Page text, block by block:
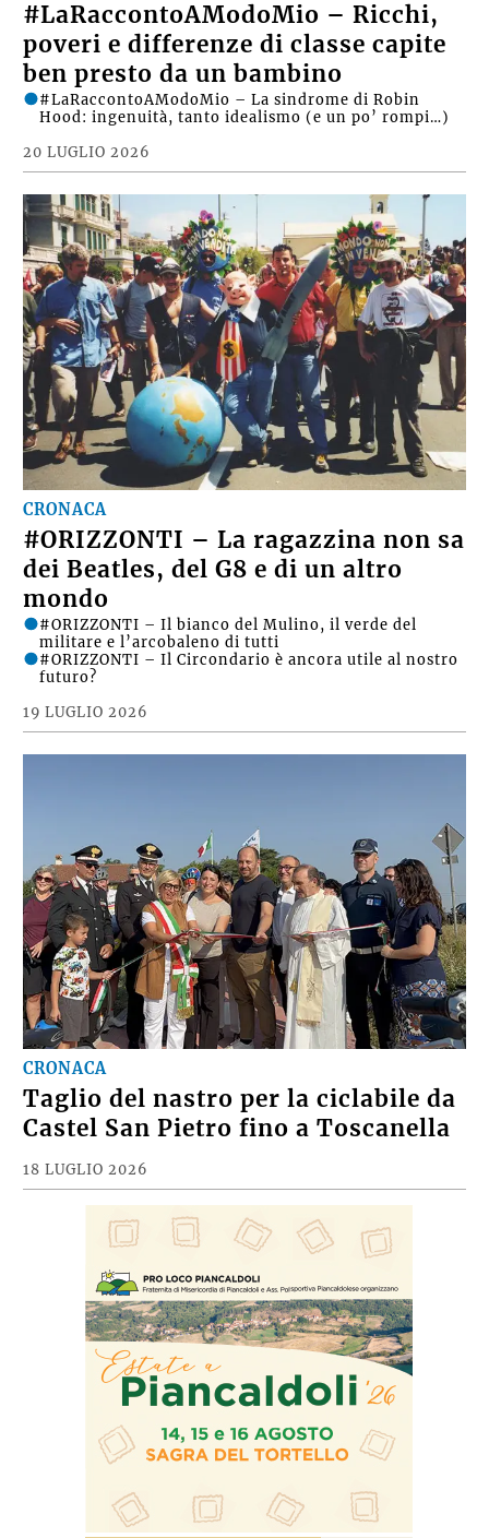
#LaRaccontoAModoMio – Ricchi,
poveri e differenze di classe capite
ben presto da un bambino
20 LUGLIO 2026
#LaRaccontoAModoMio – La sindrome di Robin
Hood: ingenuità, tanto idealismo (e un po’ rompi…)
CRONACA
#ORIZZONTI – La ragazzina non sa
dei Beatles, del G8 e di un altro
mondo
19 LUGLIO 2026
#ORIZZONTI – Il bianco del Mulino, il verde del
militare e l’arcobaleno di tutti
#ORIZZONTI – Il Circondario è ancora utile al nostro
futuro?
CRONACA
Taglio del nastro per la ciclabile da
Castel San Pietro fino a Toscanella
18 LUGLIO 2026